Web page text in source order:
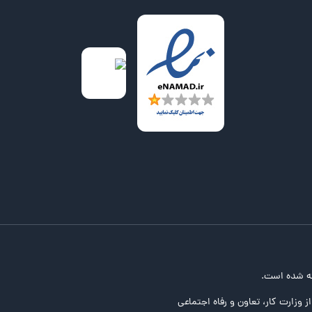
شده است.
وزارت کار، تعاون و رفاه اجتماعی